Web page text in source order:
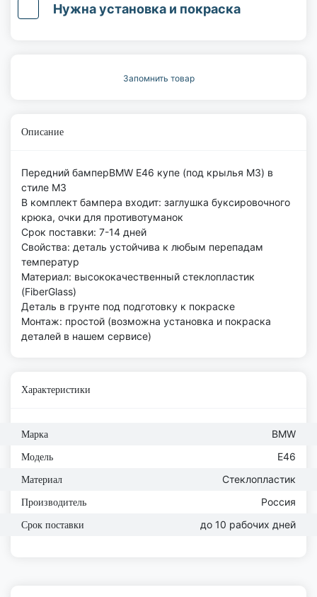
Нужна установка и покраска
Запомнить товар
Описание
Передний бамперBMW E46 купе (под крылья M3) в
стиле M3
В комплект бампера входит: заглушка буксировочного
крюка, очки для противотуманок
Срок поставки: 7-14 дней
Свойства: деталь устойчива к любым перепадам
температур
Материал: высококачественный стеклопластик
(FiberGlass)
Деталь в грунте под подготовку к покраске
Монтаж: простой (возможна установка и покраска
деталей в нашем сервисе)
Характеристики
Марка BMW
Модель E46
Материал Стеклопластик
Производитель Россия
Срок поставки до 10 рабочих дней